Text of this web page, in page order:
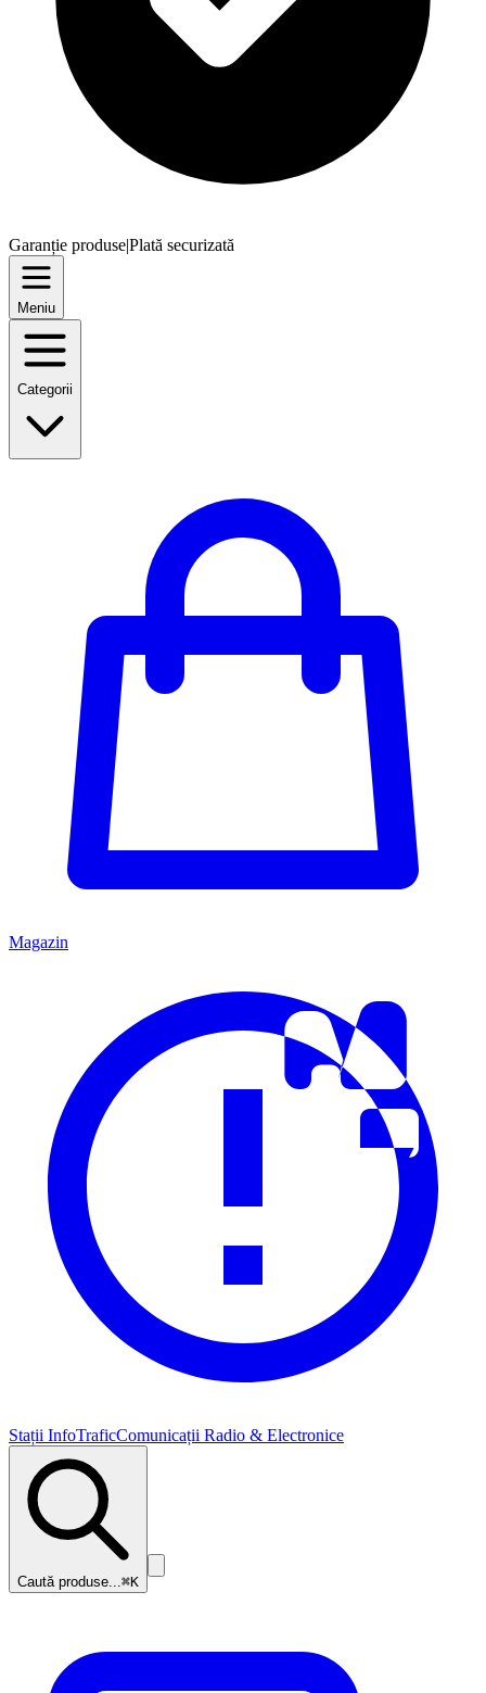
Garanție produse|Plată securizată
Meniu
Categorii
Magazin
Stații InfoTraficComunicații Radio & Electronice
Caută produse...⌘K